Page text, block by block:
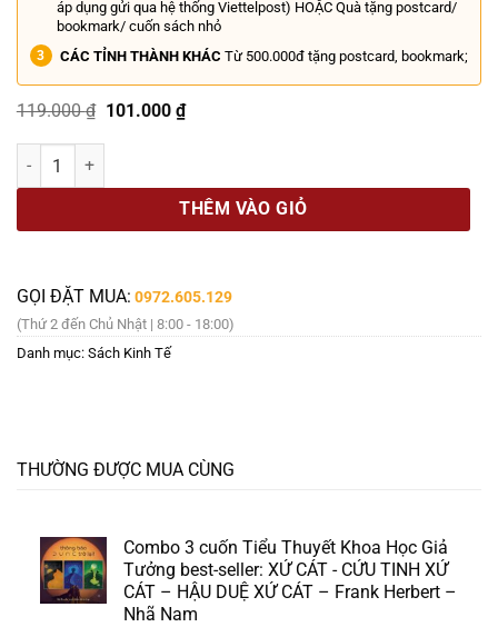
áp dụng gửi qua hệ thống Viettelpost) HOẶC Quà tặng postcard/
bookmark/ cuốn sách nhỏ
CÁC TỈNH THÀNH KHÁC Từ 500.000đ tặng postcard, bookmark;
119.000₫ Giá
là:
101.000 ₫Giá
TRIẾT HỌC BỎ TÚI – Vương Hạnh Hoa – Bannie dịch – Azbook số
THÊM VÀO GIỎ
GỌI ĐẶT MUA: 0972.605.129
(Thứ 2 đến Chủ Nhật | 8:00 - 18:00)
Danh mục: Sách Kinh Tế
THƯỜNG ĐƯỢC MUA CÙNG
Combo 3 cuốn Tiểu Thuyết Khoa Học Giả
Tưởng best-seller: XỨ CÁT - CỨU TINH XỨ
CÁT – HẬU DUỆ XỨ CÁT – Frank Herbert –
Nhã Nam